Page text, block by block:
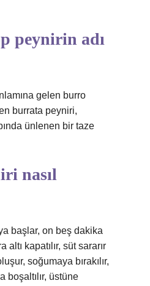
peynirin adı
gelen burro
burrata peyniri,
ünlenen bir taze
nasıl
başlar, on beş dakika
altı kapatılır, süt sararır
soğumaya bırakılır,
boşaltılır, üstüne